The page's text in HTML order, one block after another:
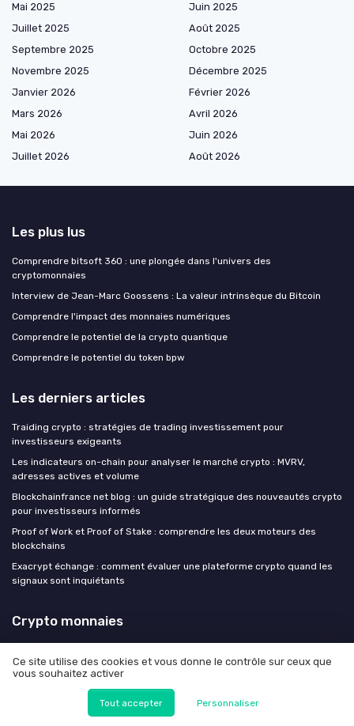
Mai 2025
Juin 2025
Juillet 2025
Août 2025
Septembre 2025
Octobre 2025
Novembre 2025
Décembre 2025
Janvier 2026
Février 2026
Mars 2026
Avril 2026
Mai 2026
Juin 2026
Juillet 2026
Août 2026
Les plus lus
Comprendre bitsoft 360 : une plongée dans l'univers des
cryptomonnaies
Interview de Jean-Marc Goossens : La valeur intrinsèque du Bitcoin
Comprendre l'impact des monnaies numériques
Comprendre le potentiel de la crypto quantique
Comprendre le potentiel du token bpw
Les derniers articles
Traiding crypto : stratégies de trading investissement pour
investisseurs exigeants
Les indicateurs on-chain pour analyser le marché crypto : MVRV,
adresses actives et volume
Blockchainfrance net blog : un guide stratégique des nouveautés crypto
pour investisseurs informés
Proof of Work et Proof of Stake : comprendre les deux moteurs des
blockchains
Exacrypt échange : comment évaluer une plateforme crypto quand les
signaux sont inquiétants
Crypto monnaies
Mentions légales
Politique de confidentialité
Ce site utilise des cookies et vous donne le contrôle sur ceux que
vous souhaitez activer
Tout accepter Personnaliser